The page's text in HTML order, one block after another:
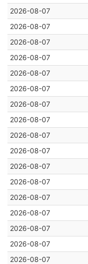
2026-08-07
2026-08-07
2026-08-07
2026-08-07
2026-08-07
2026-08-07
2026-08-07
2026-08-07
2026-08-07
2026-08-07
2026-08-07
2026-08-07
2026-08-07
2026-08-07
2026-08-07
2026-08-07
2026-08-07